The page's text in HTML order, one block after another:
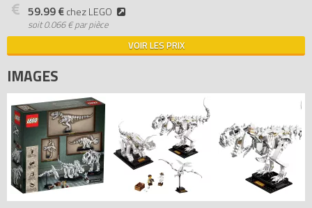
59.99 €chez LEGO
soit0.066 € par pièce
VOIR LES PRIX
IMAGES